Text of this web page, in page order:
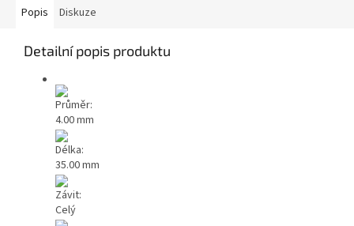
Popis Diskuze
Detailní popis produktu
Průměr:
4.00 mm
Délka:
35.00 mm
Závit:
Celý